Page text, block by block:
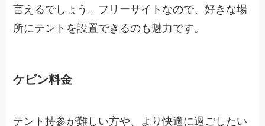
言えるでしょう。フリーサイトなので、好きな場
所にテントを設置できるのも魅力です。
ケビン料金
テント持参が難しい方や、より快適に過ごしたい